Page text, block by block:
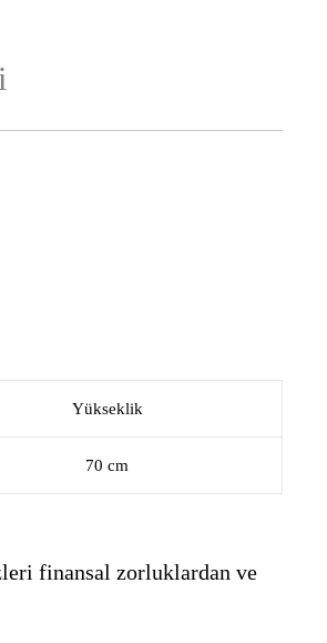
Yükseklik
70 cm
finansal zorluklardan ve